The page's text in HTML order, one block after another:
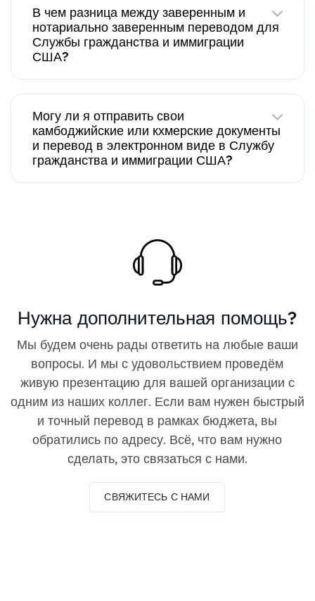
В чем разница между заверенным и
нотариально заверенным переводом для
Службы гражданства и иммиграции
США?
Могу ли я отправить свои
камбоджийские или кхмерские документы
и перевод в электронном виде в Службу
гражданства и иммиграции США?
Нужна дополнительная помощь?
Мы будем очень рады ответить на любые ваши
вопросы. И мы с удовольствием проведём
живую презентацию для вашей организации с
одним из наших коллег. Если вам нужен быстрый
и точный перевод в рамках бюджета, вы
обратились по адресу. Всё, что вам нужно
сделать, это связаться с нами.
СВЯЖИТЕСЬ С НАМИ